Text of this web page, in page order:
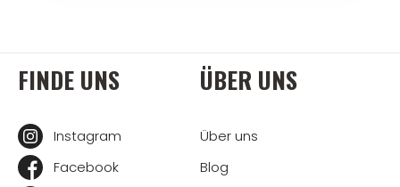
FINDE UNS
Instagram
Facebook
ÜBER UNS
Über uns
Blog